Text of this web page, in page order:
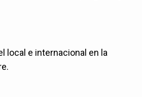
local e internacional en la